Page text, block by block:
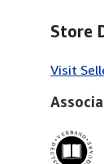
Store
Visit